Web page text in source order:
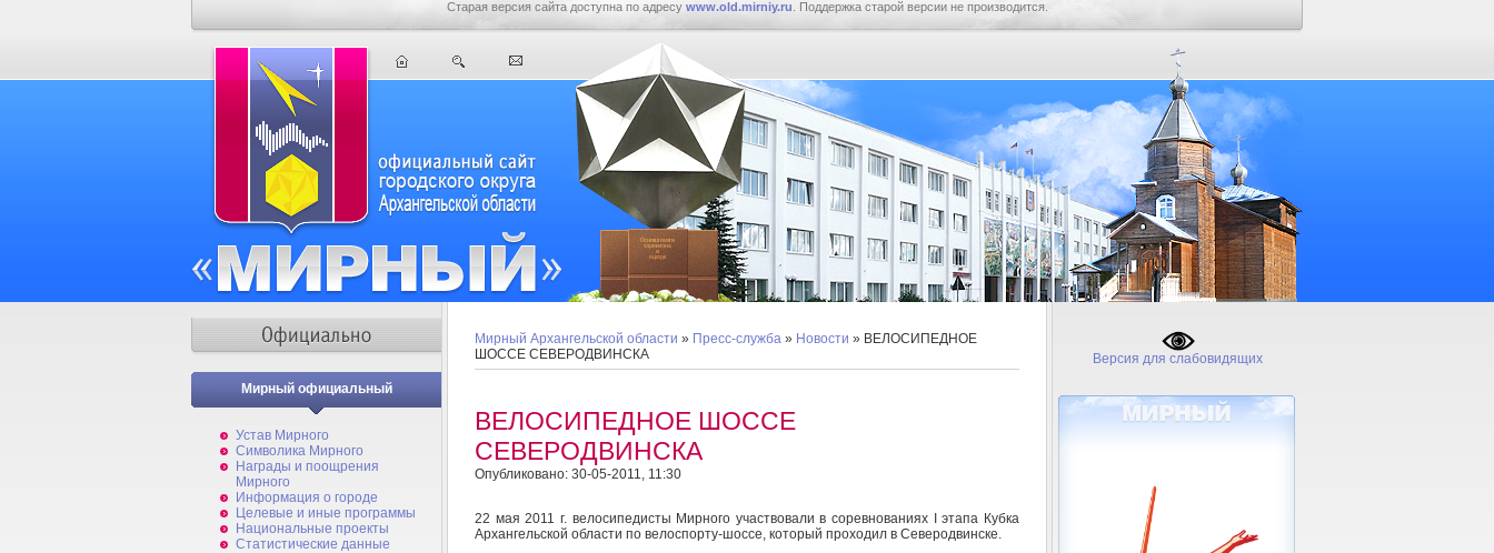
Старая версия сайта доступна по адресу www.old.mirniy.ru . Поддержка старой версии не производится.
Мирный официальный
Устав Мирного
Символика Мирного
Награды и поощрения
Мирного
Информация о городе
Целевые и иные программы
Национальные проекты
Статистические данные
Мирный Архангельской области » Пресс-служба » Новости » ВЕЛОСИПЕДНОЕ
ШОССЕ СЕВЕРОДВИНСКА
ВЕЛОСИПЕДНОЕ ШОССЕ
СЕВЕРОДВИНСКА
Опубликовано: 30-05-2011, 11:30
22 мая 2011 г. велосипедисты Мирного участвовали в соревнованиях I этапа Кубка
Архангельской области по велоспорту-шоссе, который проходил в Северодвинске.
Версия для слабовидящих